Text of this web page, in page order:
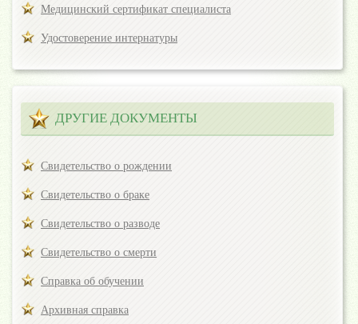
Медицинский сертификат специалиста
Удостоверение интернатуры
ДРУГИЕ ДОКУМЕНТЫ
Свидетельство о рождении
Свидетельство о браке
Свидетельство о разводе
Свидетельство о смерти
Справка об обучении
Архивная справка